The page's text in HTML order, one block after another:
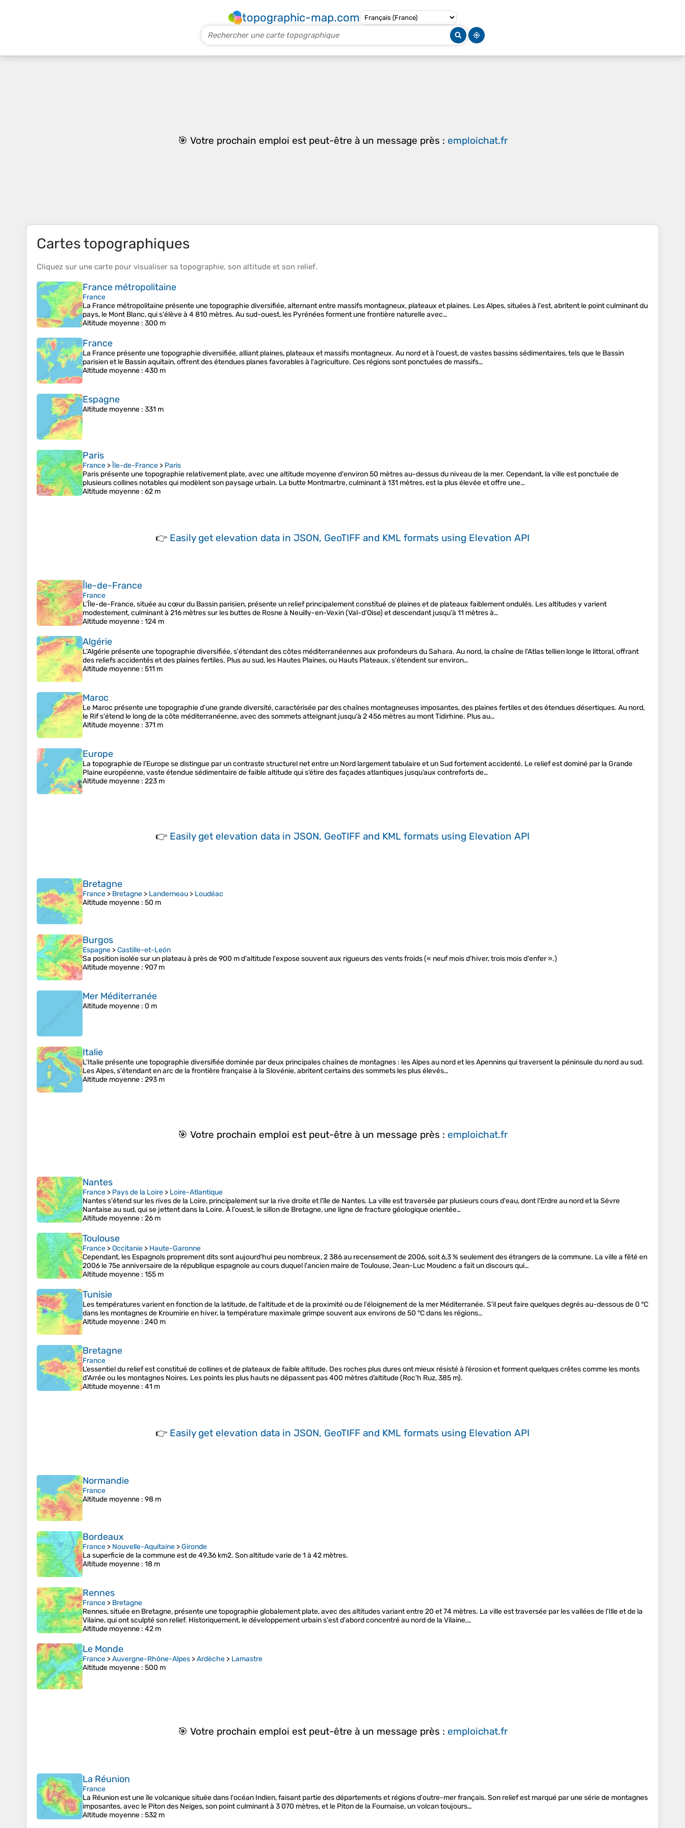
topographic-map.com
🎯 Votre prochain emploi est peut-être à un message près : emploichat.fr
Cartes topographiques
Cliquez sur une carte pour visualiser sa topographie, son altitude et son relief.
France métropolitaine
France
La France métropolitaine présente une topographie diversifiée, alternant entre massifs montagneux, plateaux et plaines. Les Alpes, situées à l'est, abritent le point culminant du
pays, le Mont Blanc, qui s'élève à 4 810 mètres. Au sud-ouest, les Pyrénées forment une frontière naturelle avec…
Altitude moyenne : 300 m
France
La France présente une topographie diversifiée, alliant plaines, plateaux et massifs montagneux. Au nord et à l'ouest, de vastes bassins sédimentaires, tels que le Bassin
parisien et le Bassin aquitain, offrent des étendues planes favorables à l'agriculture. Ces régions sont ponctuées de massifs…
Altitude moyenne : 430 m
Espagne
Altitude moyenne : 331 m
Paris
France >Île-de-France > Paris
Paris présente une topographie relativement plate, avec une altitude moyenne d'environ 50 mètres au-dessus du niveau de la mer. Cependant, la ville est ponctuée de
plusieurs collines notables qui modèlent son paysage urbain. La butte Montmartre, culminant à 131 mètres, est la plus élevée et offre une…
Altitude moyenne : 62 m
👉 Easily get elevation data in JSON, GeoTIFF and KML formats using Elevation API
Île-de-France
France
L'Île-de-France, située au cœur du Bassin parisien, présente un relief principalement constitué de plaines et de plateaux faiblement ondulés. Les altitudes y varient
modestement, culminant à 216 mètres sur les buttes de Rosne à Neuilly-en-Vexin (Val-d'Oise) et descendant jusqu'à 11 mètres à…
Altitude moyenne : 124 m
Algérie
L'Algérie présente une topographie diversifiée, s'étendant des côtes méditerranéennes aux profondeurs du Sahara. Au nord, la chaîne de l'Atlas tellien longe le littoral, offrant
des reliefs accidentés et des plaines fertiles. Plus au sud, les Hautes Plaines, ou Hauts Plateaux, s'étendent sur environ…
Altitude moyenne : 511 m
Maroc
Le Maroc présente une topographie d'une grande diversité, caractérisée par des chaînes montagneuses imposantes, des plaines fertiles et des étendues désertiques. Au nord,
le Rif s'étend le long de la côte méditerranéenne, avec des sommets atteignant jusqu'à 2 456 mètres au mont Tidirhine. Plus au…
Altitude moyenne : 371 m
Europe
La topographie de l’Europe se distingue par un contraste structurel net entre un Nord largement tabulaire et un Sud fortement accidenté. Le relief est dominé par la Grande
Plaine européenne, vaste étendue sédimentaire de faible altitude qui s’étire des façades atlantiques jusqu’aux contreforts de…
Altitude moyenne : 223 m
👉 Easily get elevation data in JSON, GeoTIFF and KML formats using Elevation API
Bretagne
France > Bretagne > Landerneau > Loudéac
Altitude moyenne : 50 m
Burgos
Espagne >Castille-et-León
Sa position isolée sur un plateau à près de 900 m d'altitude l'expose souvent aux rigueurs des vents froids (« neuf mois d'hiver, trois mois d'enfer ».)
Altitude moyenne : 907 m
Mer Méditerranée
Altitude moyenne : 0 m
Italie
L'Italie présente une topographie diversifiée dominée par deux principales chaînes de montagnes : les Alpes au nord et les Apennins qui traversent la péninsule du nord au sud.
Les Alpes, s'étendant en arc de la frontière française à la Slovénie, abritent certains des sommets les plus élevés…
Altitude moyenne : 293 m
🎯 Votre prochain emploi est peut-être à un message près : emploichat.fr
Nantes
France > Pays de la Loire > Loire-Atlantique
Nantes s'étend sur les rives de la Loire, principalement sur la rive droite et l'île de Nantes. La ville est traversée par plusieurs cours d'eau, dont l'Erdre au nord et la Sèvre
Nantaise au sud, qui se jettent dans la Loire. À l'ouest, le sillon de Bretagne, une ligne de fracture géologique orientée…
Altitude moyenne : 26 m
Toulouse
France >Occitanie > Haute-Garonne
Cependant, les Espagnols proprement dits sont aujourd'hui peu nombreux, 2 386 au recensement de 2006, soit 6,3 % seulement des étrangers de la commune. La ville a fêté en
2006 le 75e anniversaire de la république espagnole au cours duquel l'ancien maire de Toulouse, Jean-Luc Moudenc a fait un discours qui…
Altitude moyenne : 155 m
Tunisie
Les températures varient en fonction de la latitude, de l'altitude et de la proximité ou de l'éloignement de la mer Méditerranée. S'il peut faire quelques degrés au-dessous de 0 °C
dans les montagnes de Kroumirie en hiver, la température maximale grimpe souvent aux environs de 50 °C dans les régions…
Altitude moyenne : 240 m
Bretagne
France
L’essentiel du relief est constitué de collines et de plateaux de faible altitude. Des roches plus dures ont mieux résisté à l’érosion et forment quelques crêtes comme les monts
d'Arrée ou les montagnes Noires. Les points les plus hauts ne dépassent pas 400 mètres d’altitude (Roc'h Ruz, 385 m).
Altitude moyenne : 41 m
👉 Easily get elevation data in JSON, GeoTIFF and KML formats using Elevation API
Normandie
France
Altitude moyenne : 98 m
Bordeaux
France > Nouvelle-Aquitaine >Gironde
La superficie de la commune est de 49,36 km2. Son altitude varie de 1 à 42 mètres.
Altitude moyenne : 18 m
Rennes
France > Bretagne
Rennes, située en Bretagne, présente une topographie globalement plate, avec des altitudes variant entre 20 et 74 mètres. La ville est traversée par les vallées de l'Ille et de la
Vilaine, qui ont sculpté son relief. Historiquement, le développement urbain s'est d'abord concentré au nord de la Vilaine,…
Altitude moyenne : 42 m
Le Monde
France >Auvergne-Rhône-Alpes >Ardèche > Lamastre
Altitude moyenne : 500 m
🎯 Votre prochain emploi est peut-être à un message près : emploichat.fr
La Réunion
France
La Réunion est une île volcanique située dans l'océan Indien, faisant partie des départements et régions d'outre-mer français. Son relief est marqué par une série de montagnes
imposantes, avec le Piton des Neiges, son point culminant à 3 070 mètres, et le Piton de la Fournaise, un volcan toujours…
Altitude moyenne : 532 m